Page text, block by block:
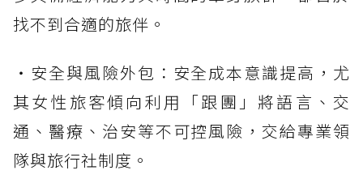
找不到合適的旅伴。
・安全與風險外包：安全成本意識提高，尤
其女性旅客傾向利用「跟團」將語言、交
通、醫療、治安等不可控風險，交給專業領
隊與旅行社制度。